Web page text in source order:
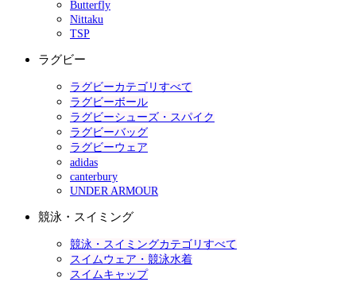
Butterfly
Nittaku
TSP
ラグビー
ラグビーカテゴリすべて
ラグビーボール
ラグビーシューズ・スパイク
ラグビーバッグ
ラグビーウェア
adidas
canterbury
UNDER ARMOUR
競泳・スイミング
競泳・スイミングカテゴリすべて
スイムウェア・競泳水着
スイムキャップ